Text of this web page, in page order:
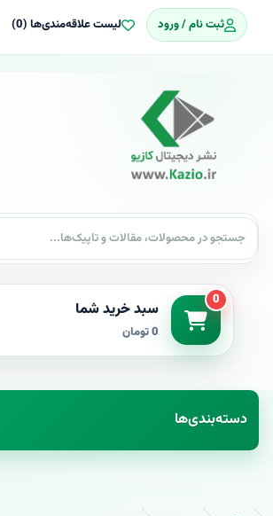
ثبت نام / ورود لیست علاقه‌مندی‌ها (0)
0 سبد خرید شما
0 تومان
دسته‌بندی‌ها